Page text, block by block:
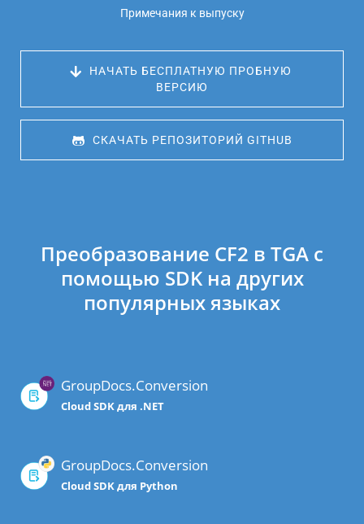
Примечания к выпуску
НАЧАТЬ БЕСПЛАТНУЮ ПРОБНУЮ
ВЕРСИЮ
СКАЧАТЬ РЕПОЗИТОРИЙ GITHUB
Преобразование CF2 в TGA с
помощью SDK на других
популярных языках
GroupDocs.Conversion
Cloud SDK для .NET
GroupDocs.Conversion
Cloud SDK для Python